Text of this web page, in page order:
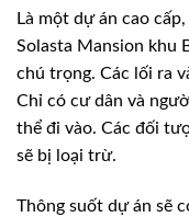
Là một dự án cao
Solasta Mansion khu
chú trọng. Các lối ra
Chỉ có cư dân và
thể đi vào. Các đối
sẽ bị loại trừ.
Thông suốt dự án sẽ